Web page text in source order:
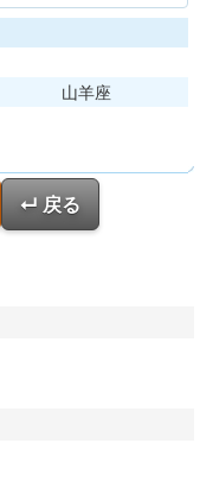
山羊座
↵ 戻る